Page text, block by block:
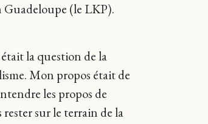
Guadeloupe (le LKP).
la question de la
Mon propos était de
les propos de
rester sur le terrain de la